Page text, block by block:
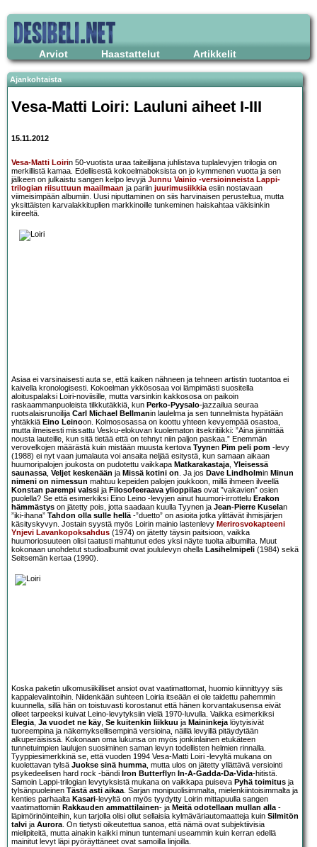
Arviot Haastattelut Artikkelit
Ajankohtaista
Vesa-Matti Loiri: Lauluni aiheet I-III
15.11.2012
Vesa-Matti Loirin 50-vuotista uraa taiteilijana juhlistava tuplalevyjen trilogia on
merkillistä kamaa. Edellisestä kokoelmaboksista on jo kymmenen vuotta ja sen
jälkeen on julkaistu sangen kelpo levyjä Junnu Vainio -versioinneista Lappi-
trilogian riisuttuun maailmaan ja pariin juurimusiikkiaesiin nostavaan
viimeisimpään albumiin. Uusi niputtaminen on siis harvinaisen perusteltua, mutta
yksittäisten karvalakkituplien markkinoille tunkeminen haiskahtaa väkisinkin
kiireeltä.
Asiaa ei varsinaisesti auta se, että kaiken nähneen ja tehneen artistin tuotantoa ei
kaivella kronologisesti. Kokoelman ykkösosaa voi lämpimästi suositella
aloituspalaksi Loiri-noviisille, mutta varsinkin kakkososa on paikoin
raskaammanpuoleista tilkkutäkkiä, kun Perko-Pyysalo-jazzailua seuraa
ruotsalaisrunoilija Carl Michael Bellmanin laulelma ja sen tunnelmista hypätään
yhtäkkiä Eino Leinoon. Kolmososassa on koottu yhteen kevyempää osastoa,
mutta ilmeisesti missattu Vesku-elokuvan kuolematon itsekritiikki: ”Aina jännittää
nousta lauteille, kun sitä tietää että on tehnyt niin paljon paskaa.” Enemmän
verovelkojen määrästä kuin mistään muusta kertova Tyynen Pim peli pom -levy
(1988) ei nyt vaan jumalauta voi ansaita neljää esitystä, kun samaan aikaan
huumoripalojen joukosta on pudotettu vaikkapa Matkarakastaja, Yleisessä
saunassa, Veljet keskenään ja Missä kotini on. Ja jos Dave Lindholmin Minun
nimeni on nimessun mahtuu kepeiden palojen joukkoon, millä ihmeen ilveellä
Konstan parempi valssi ja Filosofeeraava ylioppilas ovat ”vakavien” osien
puolella? Se että esimerkiksi Eino Leino -levyjen ainut huumori-irrottelu Erakon
hämmästys on jätetty pois, jotta saadaan kuulla Tyynen ja Jean-Pierre Kuselan
”iki-ihana” Tahdon olla sulle hellä-”duetto” on asioita jotka ylittävät ihmisjärjen
käsityskyvyn. Jostain syystä myös Loirin mainio lastenlevy Merirosvokapteeni
Ynjevi Lavankopoksahdus (1974) on jätetty täysin paitsioon, vaikka
huumoriosuuteen olisi taatusti mahtunut edes yksi näyte tuolta albumilta. Muut
kokonaan unohdetut studioalbumit ovat joululevyn ohella Lasihelmipeli (1984) sekä
Seitsemän kertaa (1990).
Koska paketin ulkomusiikilliset ansiot ovat vaatimattomat, huomio kiinnittyyy siis
kappalevalintoihin. Niidenkään suhteen Loiria itseään ei ole taidettu pahemmin
kuunnella, sillä hän on toistuvasti korostanut että hänen korvantakusensa eivät
olleet tarpeeksi kuivat Leino-levytyksiin vielä 1970-luvulla. Vaikka esimerkiksi
Elegia, Ja vuodet ne käy, Se kuitenkin liikkuu ja Maininkejalöytyisivät
tuoreempina ja näkemyksellisempinä versioina, näillä levyillä pitäydytään
alkuperäisissä. Kokonaan oma lukunsa on myös jonkinlainen etukäteen
tunnetuimpien laulujen suosiminen saman levyn todellisten helmien rinnalla.
Tyyppiesimerkkinä se, että vuoden 1994 Vesa-Matti Loiri -levyltä mukana on
kuolettavan tylsä Juokse sinä humma, mutta ulos on jätetty yllättävä versiointi
psykedeelisen hard rock -bändi Iron Butterflyn In-A-Gadda-Da-Vida-hitistä.
Samoin Lappi-trilogian levytyksistä mukana on vaikkapa puiseva Pyhä toimitus ja
tylsänpuoleinen Tästä asti aikaa. Sarjan monipuolisimmalta, mielenkiintoisimmalta ja
kenties parhaalta Kasari-levyltä on myös tyydytty Loirin mittapuulla sangen
vaatimattomiin Rakkauden ammattilainen- ja Meitä odotellaan mullan alla-
läpimörinöinteihin, kun tarjolla olisi ollut sellaisia kylmäväriautomaatteja kuin Silmitön
talvi ja Aurora. On tietysti oikeutettua sanoa, että nämä ovat subjektiivisia
mielipiteitä, mutta ainakin kaikki minun tuntemani useammin kuin kerran edellä
mainitut levyt läpi pyöräyttäneet ovat samoilla linjoilla.